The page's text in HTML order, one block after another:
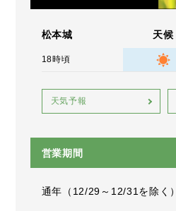
松本城 天候
18時頃
天気予報
営業期間
通年（12/29～12/31を除く）